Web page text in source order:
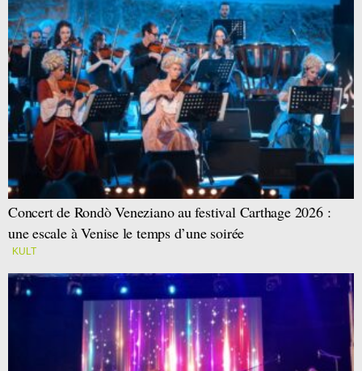
Concert de Rondò Veneziano au festival Carthage 2026 :
une escale à Venise le temps d’une soirée
KULT